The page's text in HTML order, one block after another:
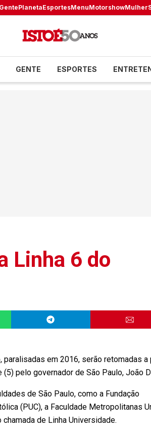
GentePlanetaEsportesMenuMotorshowMulher
GENTE ESPORTES
Linha 6 do
em 2016, serão retomadas a
(5) pelo governador de São Paulo, João
de São Paulo, como a Fundação
(PUC), a Faculdade Metropolitanas
de Linha Universidade.